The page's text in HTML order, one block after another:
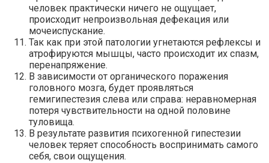
человек практически ничего не ощущает,
происходит непроизвольная дефекация или
мочеиспускание.
Так как при этой патологии угнетаются рефлексы и
атрофируются мышцы, часто происходит их спазм,
перенапряжение.
В зависимости от органического поражения
головного мозга, будет проявляться
гемигипестезия слева или справа: неравномерная
потеря чувствительности на одной половине
туловища.
В результате развития психогенной гипестезии
человек теряет способность воспринимать самого
себя, свои ощущения.